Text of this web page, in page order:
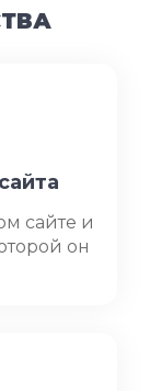
сайте и
он